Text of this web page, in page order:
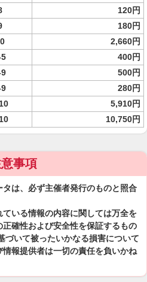
120円
180円
2,660円
400円
500円
280円
5,910円
10,750円
事項
は、必ず主催者発行のものと照合
いる情報の内容に関しては万全を
確性および安全性を保証するもの
づいて被ったいかなる損害について
報提供者は一切の責任を負いかね